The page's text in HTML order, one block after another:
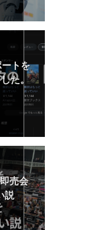
トを
た。
売会
説